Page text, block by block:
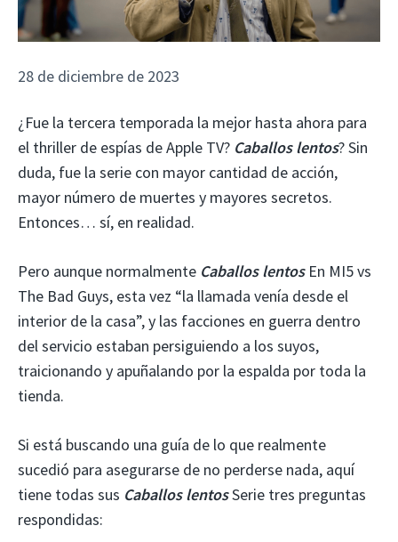
28 de diciembre de 2023
¿Fue la tercera temporada la mejor hasta ahora para
el thriller de espías de Apple TV? Caballos lentos? Sin
duda, fue la serie con mayor cantidad de acción,
mayor número de muertes y mayores secretos.
Entonces… sí, en realidad.
Pero aunque normalmente Caballos lentosEn MI5 vs
The Bad Guys, esta vez “la llamada venía desde el
interior de la casa”, y las facciones en guerra dentro
del servicio estaban persiguiendo a los suyos,
traicionando y apuñalando por la espalda por toda la
tienda.
Si está buscando una guía de lo que realmente
sucedió para asegurarse de no perderse nada, aquí
tiene todas sus Caballos lentosSerie tres preguntas
respondidas: